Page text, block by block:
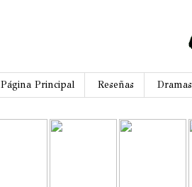
Página Principal Reseñas Dramas